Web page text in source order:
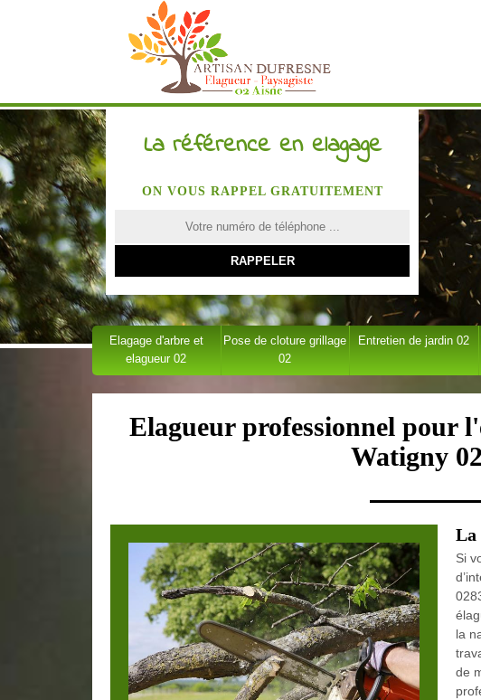
La référence en elagage
ON VOUS RAPPEL GRATUITEMENT
Elagage d'arbre et
elagueur 02
Pose de cloture grillage
02
Entretien de jardin 02
Elagueur professionnel pour
Watigny
La
Si
la
de